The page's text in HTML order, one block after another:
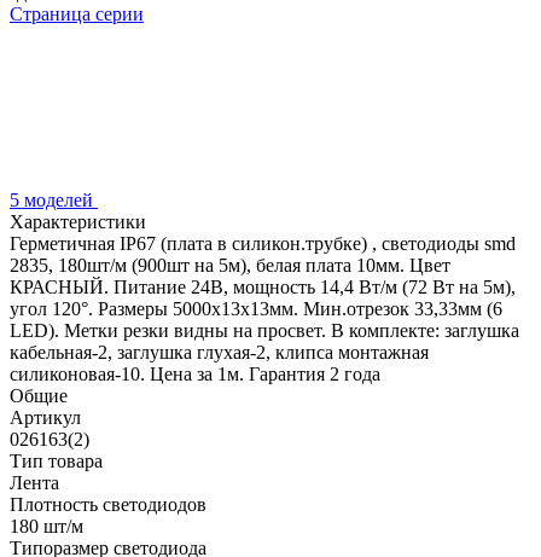
Страница серии
5 моделей
Характеристики
Герметичная IP67 (плата в силикон.трубке) , светодиоды smd
2835, 180шт/м (900шт на 5м), белая плата 10мм. Цвет
КРАСНЫЙ. Питание 24В, мощность 14,4 Вт/м (72 Вт на 5м),
угол 120°. Размеры 5000х13х13мм. Мин.отрезок 33,33мм (6
LED). Метки резки видны на просвет. В комплекте: заглушка
кабельная-2, заглушка глухая-2, клипса монтажная
силиконовая-10. Цена за 1м. Гарантия 2 года
Общие
Артикул
026163(2)
Тип товара
Лента
Плотность светодиодов
180 шт/м
Типоразмер светодиода